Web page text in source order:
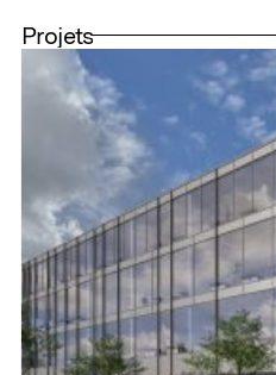
Projets